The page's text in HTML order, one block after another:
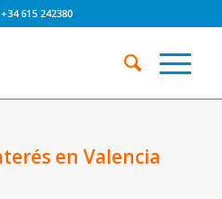
615 242380
en Valencia